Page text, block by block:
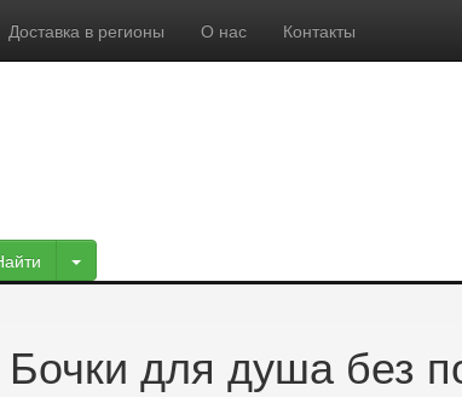
Доставка в регионы О нас Контакты
Бочки для душа без